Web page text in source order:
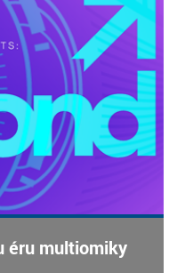
éru multiomiky